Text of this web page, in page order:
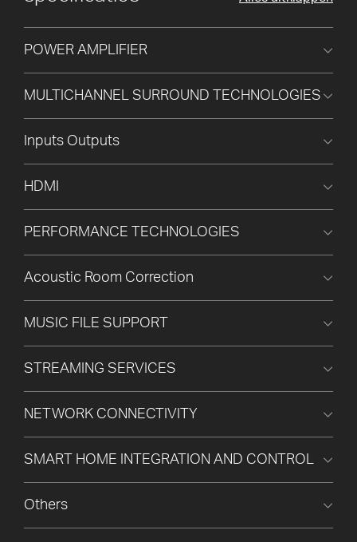
POWER AMPLIFIER
MULTICHANNEL SURROUND TECHNOLOGIES
Inputs Outputs
HDMI
PERFORMANCE TECHNOLOGIES
Acoustic Room Correction
MUSIC FILE SUPPORT
STREAMING SERVICES
NETWORK CONNECTIVITY
SMART HOME INTEGRATION AND CONTROL
Others